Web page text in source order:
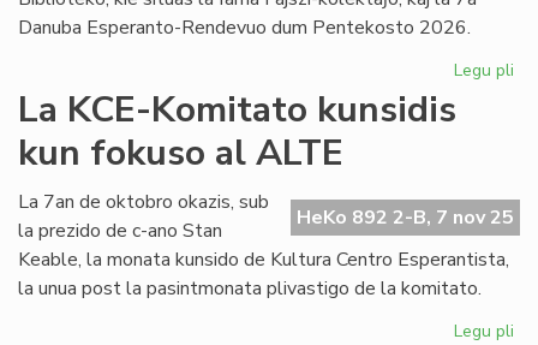
Danuba Esperanto-Rendevuo dum Pentekosto 2026.
Legu pli
La KCE-Komitato kunsidis
kun fokuso al ALTE
HeKo 892 2-B, 7 nov 25
La 7an de oktobro okazis, sub
la prezido de c-ano Stan
Keable, la monata kunsido de Kultura Centro Esperantista,
la unua post la pasintmonata plivastigo de la komitato.
Legu pli